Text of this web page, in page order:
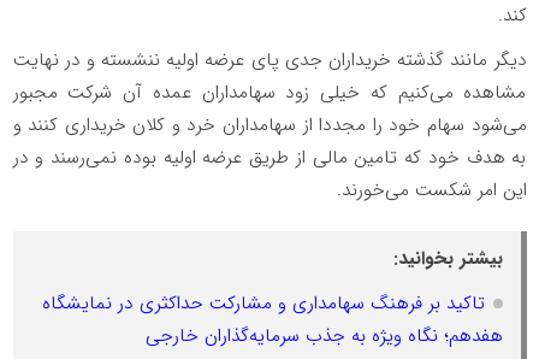
کند.
دیگر مانند گذشته خریداران جدی پای عرضه اولیه ننشسته و در نهایت
مشاهده می‌کنیم که خیلی زود سهامداران عمده آن شرکت مجبور
می‌شود سهام خود را مجددا از سهامداران خرد و کلان خریداری کنند و
به هدف خود که تامین مالی از طریق عرضه اولیه بوده نمی‌رسند و در
این امر شکست می‌خورند.
بیشتر بخوانید:
تاکید بر فرهنگ سهامداری و مشارکت حداکثری در نمایشگاه
هفدهم؛ نگاه ویژه به جذب سرمایه‌گذاران خارجی